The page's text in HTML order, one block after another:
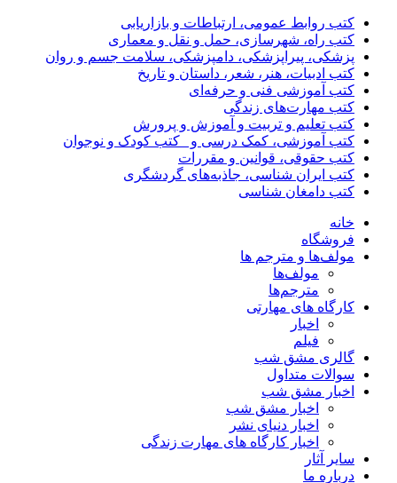
کتب روابط عمومی، ارتباطات و بازاریابی
کتب راه، شهرسازی، حمل و نقل و معماری
پزشکی، پیراپزشکی، دامپزشکی، سلامت جسم و روان
کتب ادبیات، هنر، شعر، داستان و تاریخ
کتب آموزشی فنی و حرفه‌ای
کتب مهارت‌های زندگی
کتب تعلیم و تربیت و آموزش و پرورش
کتب آموزشی، کمک درسی و _کتب کودک و نوجوان
کتب حقوقی، قوانین و مقررات
کتب ایران شناسی، جاذبه‌های گردشگری
کتب دامغان شناسی
خانه
فروشگاه
مولف‌ها و مترجم ها
مولف‌ها
مترجم‌ها
کارگاه های مهارتی
اخبار
فیلم
گالری مشق شب
سوالات متداول
اخبار مشق شب
اخبار مشق شب
اخبار دنیای نشر
اخبار کارگاه های مهارت زندگی
سایر آثار
درباره ما